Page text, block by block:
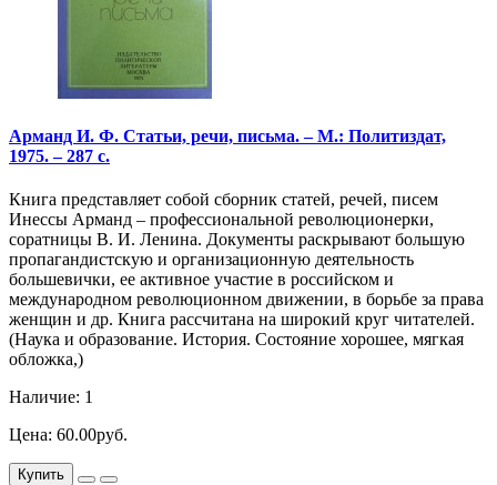
Арманд И. Ф. Статьи, речи, письма. – М.: Политиздат,
1975. – 287 с.
Книга представляет собой сборник статей, речей, писем
Инессы Арманд – профессиональной революционерки,
соратницы В. И. Ленина. Документы раскрывают большую
пропагандистскую и организационную деятельность
большевички, ее активное участие в российском и
международном революционном движении, в борьбе за права
женщин и др. Книга рассчитана на широкий круг читателей.
(Наука и образование. История. Состояние хорошее, мягкая
обложка,)
Наличие: 1
Цена: 60.00руб.
Купить